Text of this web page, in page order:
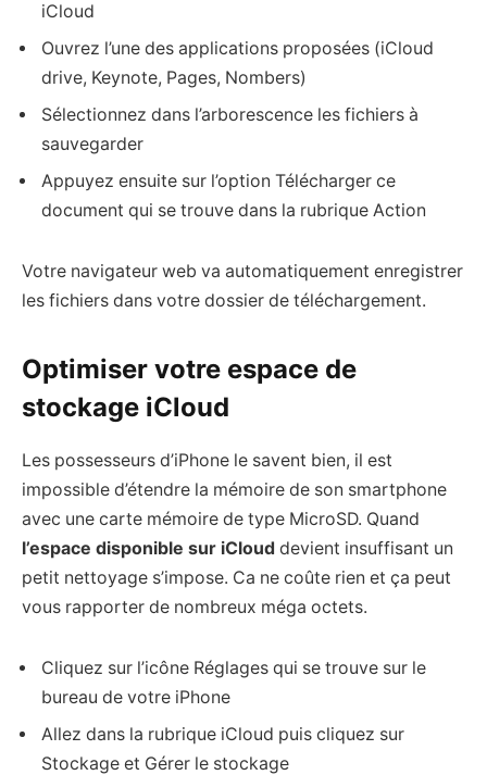
iCloud
Ouvrez l’une des applications proposées (iCloud
drive, Keynote, Pages, Nombers)
Sélectionnez dans l’arborescence les fichiers à
sauvegarder
Appuyez ensuite sur l’option Télécharger ce
document qui se trouve dans la rubrique Action
Votre navigateur web va automatiquement enregistrer
les fichiers dans votre dossier de téléchargement.
Optimiser votre espace de
stockage iCloud
Les possesseurs d’iPhone le savent bien, il est
impossible d’étendre la mémoire de son smartphone
avec une carte mémoire de type MicroSD. Quand
l’espace disponible sur iCloud devient insuffisant un
petit nettoyage s’impose. Ca ne coûte rien et ça peut
vous rapporter de nombreux méga octets.
Cliquez sur l’icône Réglages qui se trouve sur le
bureau de votre iPhone
Allez dans la rubrique iCloud puis cliquez sur
Stockage et Gérer le stockage